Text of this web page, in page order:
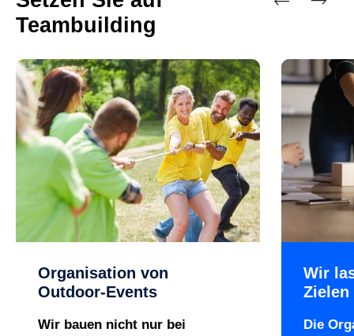
Teambuilding
Organisation von
Outdoor-Events
Wir bauen nicht nur bei
Wir
Zielen
Die